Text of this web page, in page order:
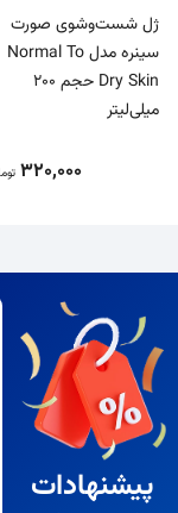
ژل شست‌و‌شوی صورت
سینره مدل Normal To
Dry Skin حجم 200
میلی‌لیتر
320,000
پیشنهادات